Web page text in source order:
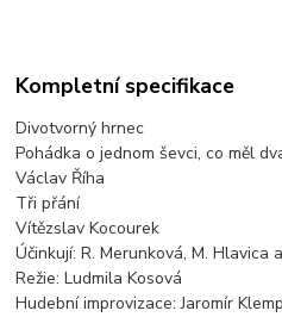
Kompletní specifikace
Divotvorný hrnec
Pohádka o jednom ševci, co měl
Václav Říha
Tři přání
Vítězslav Kocourek
Účinkují: R. Merunková, M. Hlavica
Režie: Ludmila Kosová
Hudební improvizace: Jaromír